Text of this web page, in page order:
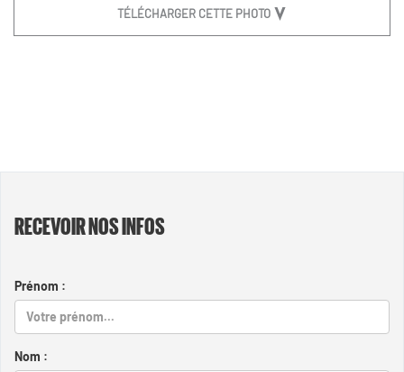
TÉLÉCHARGER CETTE PHOTO
RECEVOIR NOS INFOS
Prénom :
Nom :